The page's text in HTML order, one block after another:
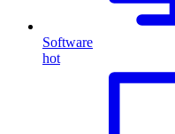
Software
hot